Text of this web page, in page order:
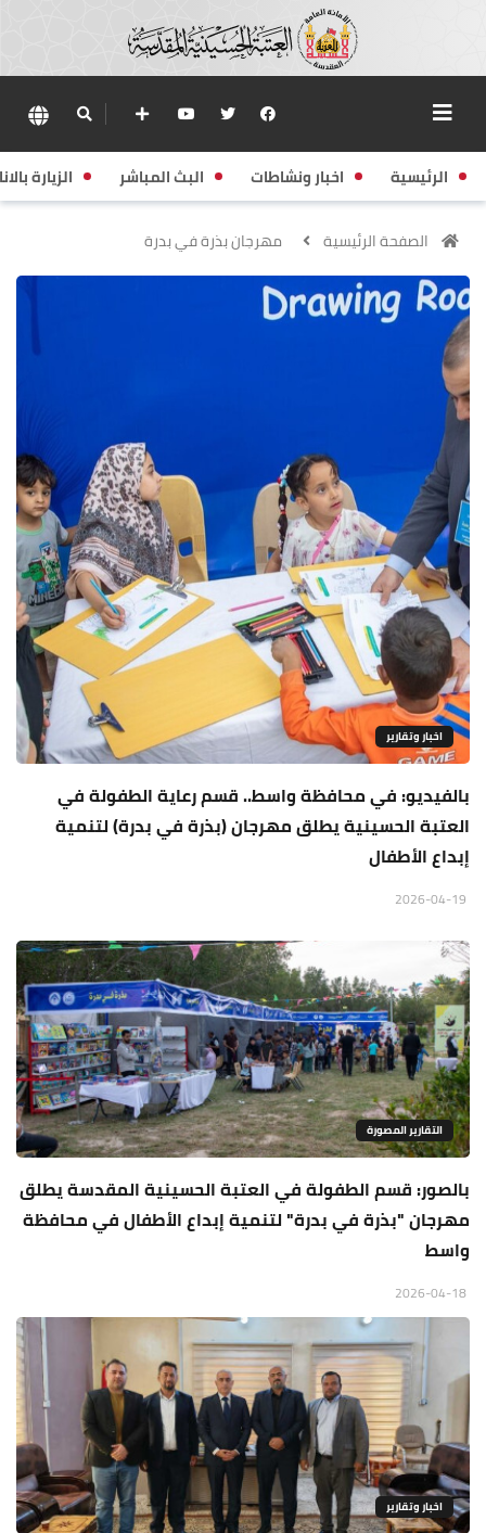
الرئيسية اخبار ونشاطات البث المباشر الزيارة
الصفحة الرئيسية مهرجان بذرة في بدرة
اخبار وتقارير
بالفيديو: في محافظة واسط.. قسم رعاية الطفولة في
العتبة الحسينية يطلق مهرجان (بذرة في بدرة) لتنمية
إبداع الأطفال
التقارير المصورة
بالصور: قسم الطفولة في العتبة الحسينية المقدسة يطلق
مهرجان "بذرة في بدرة" لتنمية إبداع الأطفال في محافظة
واسط
اخبار وتقارير